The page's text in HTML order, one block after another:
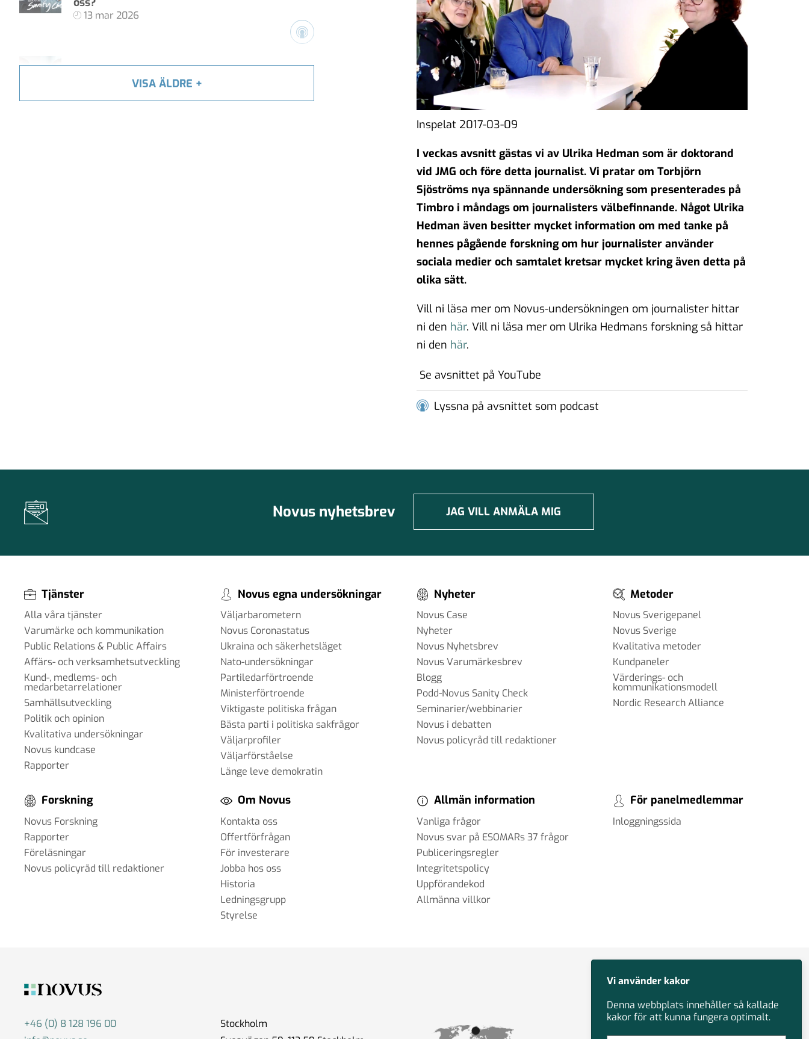
13 mar 2026
demokratiska samtal?
06 feb 2026
#100 - Magnus Hjort - Att hantera
#99 - Johannes Klenell - det dolda politiska
#98 - Claire Durand - Demokrati i världen
22 aug 2025
#97 - Dr. Tim Johnson - ”en gemensam
kunskapskärna”
11 jul 2025
#96 - Charbel Gabro - att bygga broar mellan
grupper i samhället
03 jun 2025
#95 - Jannike Tillå - internet och demokrati
#93 - Brit Stakston - svenskarnas medievanor
VISA ÄLDRE +
Inspelat 2017-03-09
I veckas avsnitt gästas vi av Ulrika Hedman som är doktorand
vid JMG och före detta journalist. Vi pratar om Torbjörn
Sjöströms nya spännande undersökning som presenterades på
Timbro i måndags om journalisters välbefinnande. Något Ulrika
Hedman även besitter mycket information om med tanke på
hennes pågående forskning om hur journalister använder
sociala medier och samtalet kretsar mycket kring även detta på
olika sätt.
Vill ni läsa mer om Novus-undersökningen om journalister hittar
ni den här. Vill ni läsa mer om Ulrika Hedmans forskning så hittar
ni den här.
Se avsnittet på YouTube
Lyssna på avsnittet som podcast
Novus nyhetsbrev JAG VILL ANMÄLA MIG
Tjänster
Alla våra tjänster
Varumärke och kommunikation
Public Relations & Public Affairs
Affärs- och verksamhetsutveckling
Kund-, medlems- och
medarbetarrelationer
Samhällsutveckling
Politik och opinion
Kvalitativa undersökningar
Novus kundcase
Rapporter
Novus egna undersökningar
Väljarbarometern
Novus Coronastatus
Ukraina och säkerhetsläget
Nato-undersökningar
Partiledarförtroende
Ministerförtroende
Viktigaste politiska frågan
Bästa parti i politiska sakfrågor
Väljarprofiler
Väljarförståelse
Länge leve demokratin
Nyheter
Novus Case
Nyheter
Novus Nyhetsbrev
Novus Varumärkesbrev
Blogg
Podd-Novus Sanity Check
Seminarier/webbinarier
Novus i debatten
Novus policyråd till redaktioner
Metoder
Novus Sverigepanel
Novus Sverige
Kvalitativa metoder
Kundpaneler
Värderings- och
kommunikationsmodell
Nordic Research Alliance
Forskning
Novus Forskning
Rapporter
Föreläsningar
Novus policyråd till redaktioner
Om Novus
Kontakta oss
Offertförfrågan
För investerare
Jobba hos oss
Historia
Ledningsgrupp
Styrelse
Allmän information
Vanliga frågor
Novus svar på ESOMARs 37 frågor
Publiceringsregler
Integritetspolicy
Uppförandekod
Allmänna villkor
För panelmedlemmar
Inloggningssida
+46 (0) 8 128 196 00
Stockholm
Vi använder kakor
Denna webbplats innehåller så kallade
kakor för att kunna fungera optimalt.